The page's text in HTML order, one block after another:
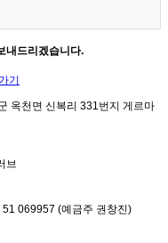
내드리겠습니다.
기
옥천면 신복리 331번지 게르마
브
069957 (예금주 권창진)